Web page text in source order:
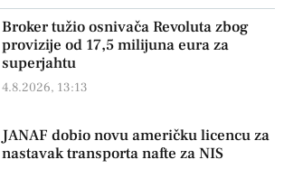
Broker tužio osnivača Revoluta zbog
provizije od 17,5 milijuna eura za
superjahtu
4.8.2026, 13:13
JANAF dobio novu američku licencu za
nastavak transporta nafte za NIS